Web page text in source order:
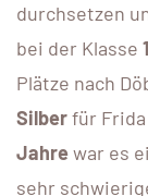
durchsetzen
bei der Klasse
Plätze nach
Silberfür
Jahrewar es
sehr